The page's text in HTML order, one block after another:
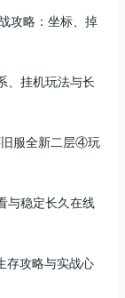
攻略：坐标、掉
、挂机玩法与长
服全新二层④玩
与稳定长久在线
存攻略与实战心